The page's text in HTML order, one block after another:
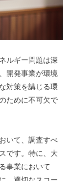
ルギー問題は深
開発事業が環境
対策を講じる環
ために不可欠で
いて、調査すべ
です。特に、大
事業において